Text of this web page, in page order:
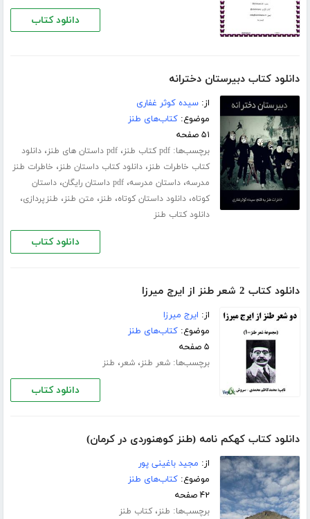
دانلود کتاب
دانلود کتاب دبیرستان دخترانه
از:سیده کوثر غفاری
موضوع:کتاب‌های طنز
۵۱ صفحه
برچسب‌ها:pdf کتاب طنز ،pdf داستان های طنز ،دانلود
کتاب خاطرات طنز،دانلود کتاب داستان طنز، خاطرات طنز
مدرسه،داستان مدرسه،pdf داستان رایگان ،داستان
کوتاه،دانلود داستان کوتاه، طنز، متن طنز، طنزپردازی،
دانلود کتاب طنز
دانلود کتاب
دانلود کتاب 2 شعر طنز از ایرج میرزا
از: ایرج میرزا
موضوع:کتاب‌های طنز
۵ صفحه
برچسب‌ها:شعر طنز،شعر، طنز
دانلود کتاب
دانلود کتاب کهکم نامه (طنز کوهنوردی در کرمان)
از: مجید باغینی پور
موضوع:کتاب‌های طنز
۴۲ صفحه
برچسب‌ها: طنز،کتاب طنز